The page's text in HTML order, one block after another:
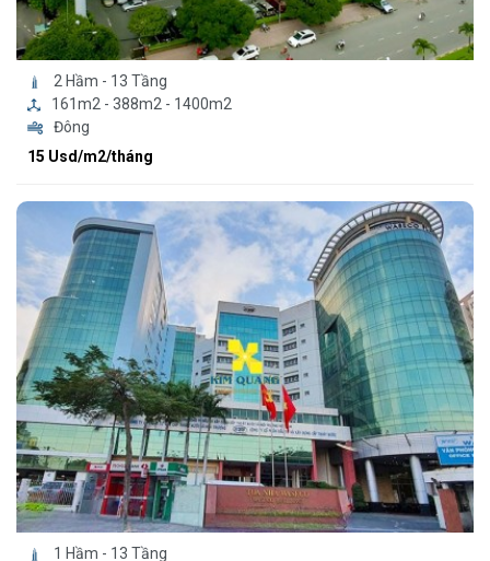
2 Hầm - 13 Tầng
161m2 - 388m2 - 1400m2
Đông
15 Usd/m2/tháng
1 Hầm - 13 Tầng